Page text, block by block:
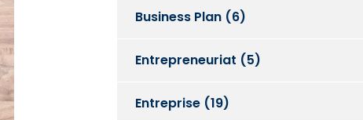
Business Plan(6)
Entrepreneuriat (5)
Entreprise(19)